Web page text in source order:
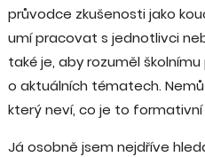
průvodce zkušenosti jako
umí pracovat s jednotlivci
také je, aby rozuměl
o aktuálních tématech.
který neví, co je to formativní
Já osobně jsem nejdříve